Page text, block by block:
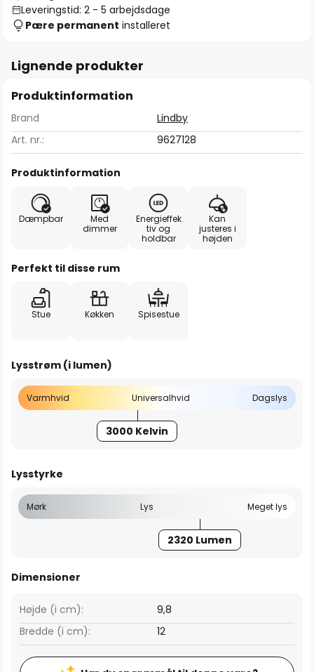
Leveringstid: 2 - 5 arbejdsdage
Pære permanent installeret
Lignende produkter
Produktinformation
Brand
Lindby
Art. nr.:
9627128
Produktinformation
Dæmpbar
Med
dimmer
Energieffek
tiv og
holdbar
Kan
justeres i
højden
Perfekt til disse rum
Stue Køkken Spisestue
Lysstrøm (i lumen)
Varmhvid Universalhvid Dagslys
3000 Kelvin
Lysstyrke
Mørk Lys Meget lys
2320 Lumen
Dimensioner
Bredde (i cm): 12
Højde (i cm): 9,8